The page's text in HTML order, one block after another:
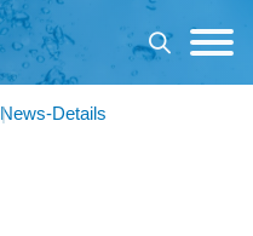
News-Details